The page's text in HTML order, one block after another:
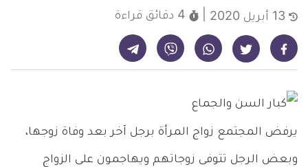
4 دقائق قراءة
شارك على فيسبوك - ديلي ميديكال انفو شارك على تويتر - ديلي ميديكال انفو شارك على واتساب - ديلي ميديكال انفو شارك على فايبر - ديلي ميديكال انفو شارك على تيليجرام - ديلي ميديكال انفو
يرفض المجتمع زواج المرأة برجل آخر بعد وفاة زوجها،
وبعض الرجل تتوفى زوجاتهم ويهاجمون على الزواج